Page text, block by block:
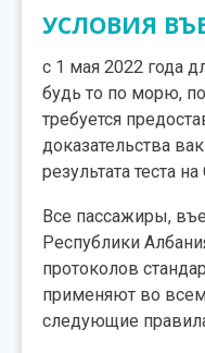
УСЛОВИЯ
с 1 мая 2022 года
будь то по морю,
требуется
доказательства
результата теста
Все пассажиры,
Республики
протоколов
применяют во
следующие